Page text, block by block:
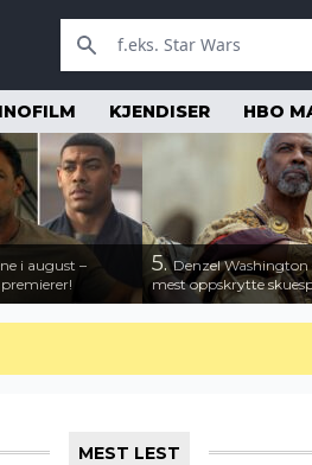
KJENDISER HBO
i august –
5.Denzel Washington
mest oppskrytte
MEST LEST